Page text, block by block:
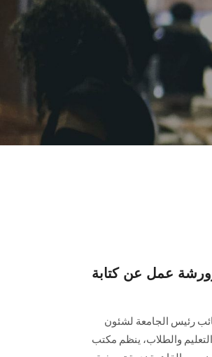
عمل عن كتابة
رئيس الجامعة لشئون
والطلاب، ينظم مكتب